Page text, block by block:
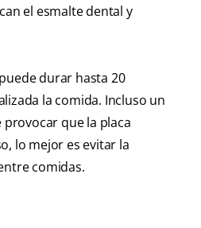
el esmalte dental y
durar hasta 20
la comida. Incluso un
que la placa
lo mejor es evitar la
comidas.